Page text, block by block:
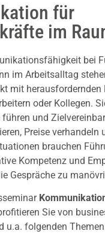
für
im
bei
im Arbeitsalltag
mit herausfordernden
oder Kollegen.
und
Preise verhandeln
brauchen
Kompetenz und
Gespräche zu
Sie von
u.a. folgenden